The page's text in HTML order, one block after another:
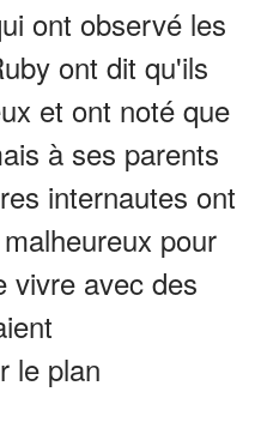
ont observé les
ont dit qu'ils
et ont noté que
à ses parents
internautes ont
pour
vivre avec des
le plan